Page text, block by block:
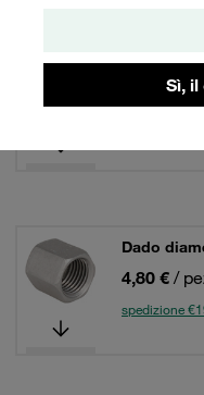
Sì,
Dado
3,48 € /
Dado
4,80 € /
spedizione